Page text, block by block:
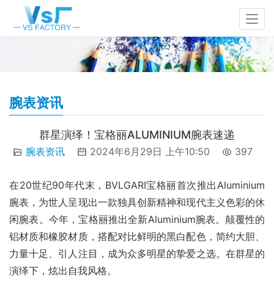
腕表资讯
群星演绎！宝格丽ALUMINIUM腕表速递
腕表资讯 2024年6月29日 上午10:50 397
在20世纪90年代末，BVLGARI宝格丽首次推出Aluminium
腕表，为世人呈现出一款独具创新精神和现代主义色彩的休
闲腕表。今年，宝格丽推出全新Aluminium腕表。颠覆性的
铝材质和橡胶材质，搭配对比鲜明的黑白配色，简约大胆、
力量十足、引人注目，成为众多明星的挚爱之选。在群星的
演绎下，炫出自我风格。